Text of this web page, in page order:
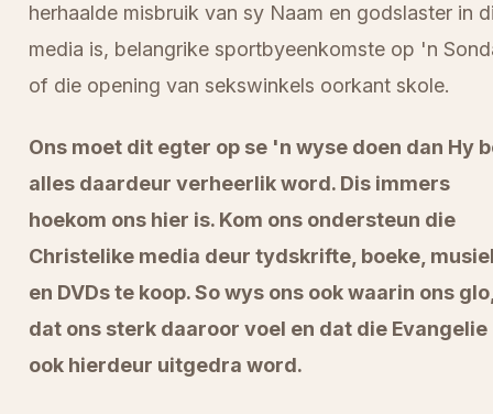
herhaalde misbruik van sy Naam en godslaster in
media is, belangrike sportbyeenkomste op 'n
of die opening van sekswinkels oorkant skole.
Ons moet dit egter op se 'n wyse doen dan Hy
alles daardeur verheerlik word. Dis immers
hoekom ons hier is. Kom ons ondersteun die
Christelike media deur tydskrifte, boeke,
en DVDs te koop. So wys ons ook waarin ons
dat ons sterk daaroor voel en dat die Evangelie
ook hierdeur uitgedra word.